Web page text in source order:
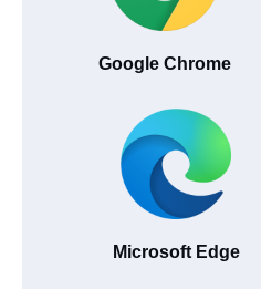
Google Chrome
Microsoft Edge